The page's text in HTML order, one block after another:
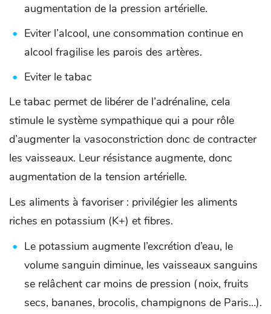
augmentation de la pression artérielle.
Eviter l’alcool, une consommation continue en
alcool fragilise les parois des artères.
Eviter le tabac
Le tabac permet de libérer de l’adrénaline, cela
stimule le système sympathique qui a pour rôle
d’augmenter la vasoconstriction donc de contracter
les vaisseaux. Leur résistance augmente, donc
augmentation de la tension artérielle.
Les aliments à favoriser : privilégier les aliments
riches en potassium (K+) et fibres.
Le potassium augmente l’excrétion d’eau, le
volume sanguin diminue, les vaisseaux sanguins
se relâchent car moins de pression (noix, fruits
secs, bananes, brocolis, champignons de Paris…).